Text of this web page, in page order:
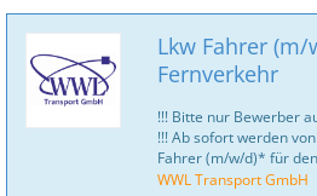
Lkw Fahrer
Fernverkehr
!!! Bitte nur Bewerber
!!! Ab sofort werden
Fahrer (m/w/d)* für
WWL Transport GmbH